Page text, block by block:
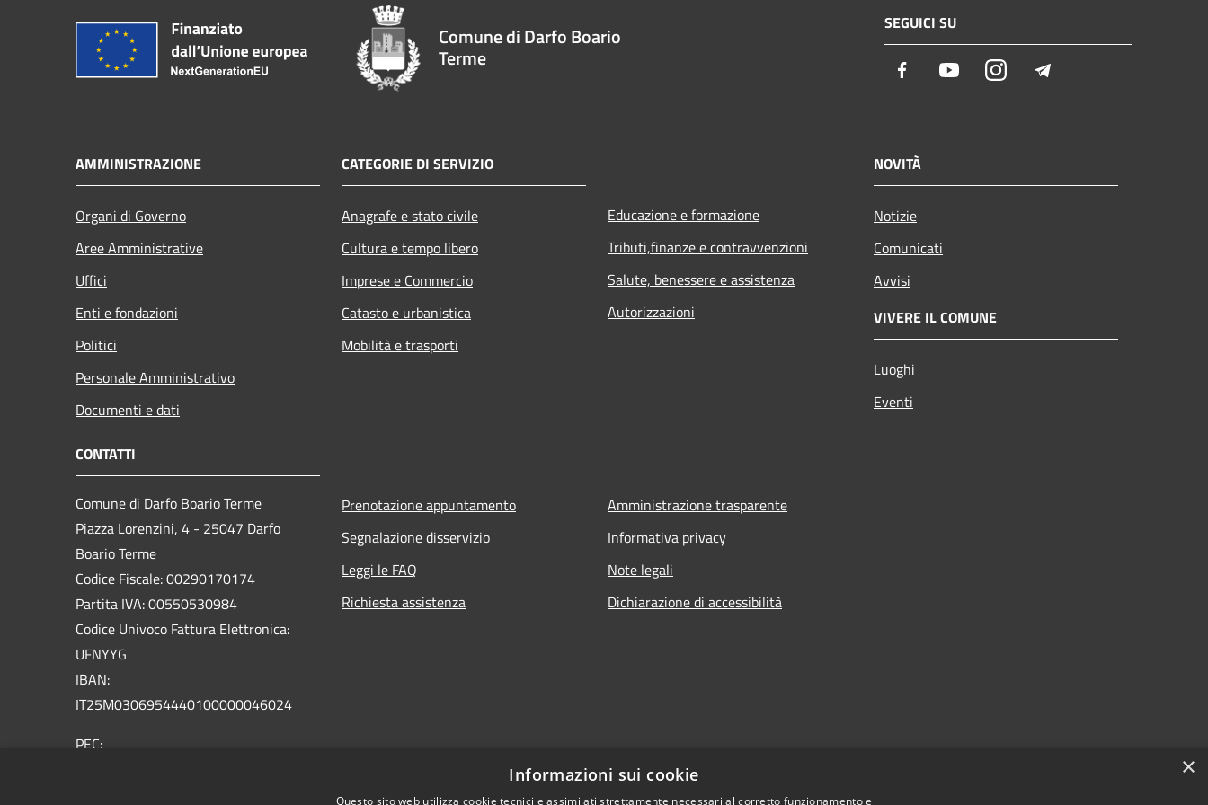
Comune di Darfo Boario
Terme
SEGUICI SU
Facebook YoutubeInstagram
AMMINISTRAZIONE
Organi di Governo
Aree Amministrative
Uffici
Enti e fondazioni
Politici
Personale Amministrativo
Documenti e dati
CATEGORIE DI SERVIZIO
Anagrafe e stato civile
Cultura e tempo libero
Imprese e Commercio
Catasto e urbanistica
Mobilità e trasporti
Educazione e formazione
Tributi,finanze e contravvenzioni
Salute, benessere e assistenza
Autorizzazioni
NOVITÀ
Notizie
Comunicati
Avvisi
VIVERE IL COMUNE
Luoghi
Eventi
CONTATTI
Comune di Darfo Boario Terme
Piazza Lorenzini, 4 - 25047 Darfo
Boario Terme
Codice Fiscale: 00290170174
Partita IVA: 00550530984
Codice Univoco Fattura Elettronica:
UFNYYG
IBAN:
IT25M0306954440100000046024
PEC:
Prenotazione appuntamento
Segnalazione disservizio
Leggi le FAQ
Richiesta assistenza
Amministrazione trasparente
Informativa privacy
Note legali
Dichiarazione di accessibilità
×
Informazioni sui cookie
Questo sito web utilizza cookie tecnici e assimilati strettamente necessari al corretto funzionamento e